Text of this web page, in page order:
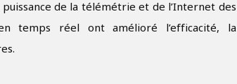
de la télémétrie et de l’Internet des
temps réel ont amélioré l’efficacité, la